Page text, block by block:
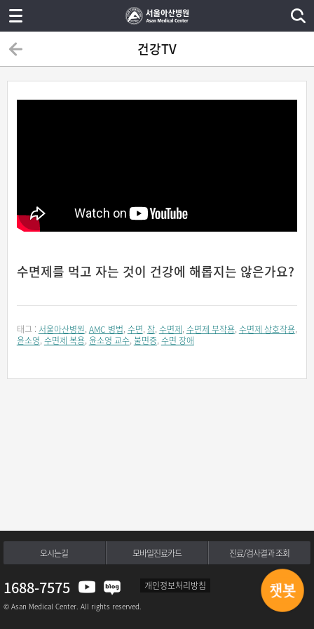
건강TV
수면제를 먹고 자는 것이 건강에 해롭지는 않은가요?
태그 : 서울아산병원, AMC 병법, 수면, 잠, 수면제, 수면제 부작용, 수면제 상호작용,
윤소영, 수면제 복용, 윤소영 교수, 불면증, 수면 장애
오시는길 모바일진료카드 진료/검사결과 조회
1688-7575 개인정보처리방침
© Asan Medical Center. All rights reserved.